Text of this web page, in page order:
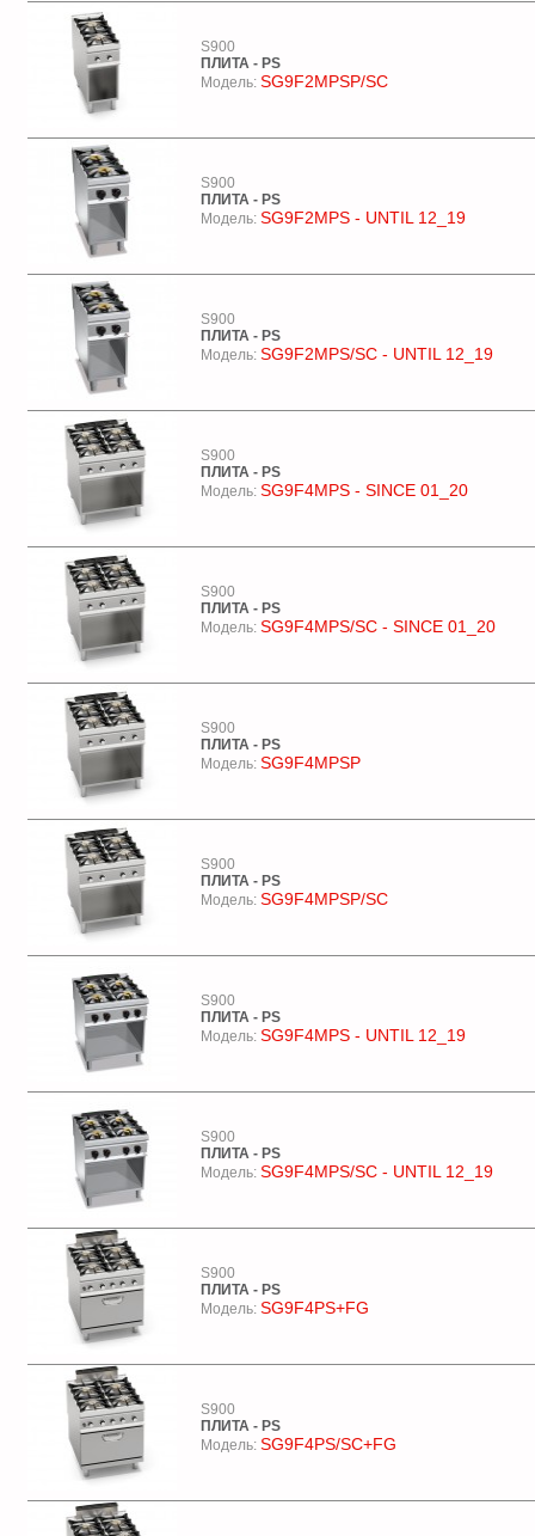
S900
ПЛИТА - PS
Модель: SG9F2MPSP/SC
S900
ПЛИТА - PS
Модель: SG9F2MPS - UNTIL 12_19
S900
ПЛИТА - PS
Модель: SG9F2MPS/SC - UNTIL 12_19
S900
ПЛИТА - PS
Модель: SG9F4MPS - SINCE 01_20
S900
ПЛИТА - PS
Модель: SG9F4MPS/SC - SINCE 01_20
S900
ПЛИТА - PS
Модель: SG9F4MPSP
S900
ПЛИТА - PS
Модель: SG9F4MPSP/SC
S900
ПЛИТА - PS
Модель: SG9F4MPS - UNTIL 12_19
S900
ПЛИТА - PS
Модель: SG9F4MPS/SC - UNTIL 12_19
S900
ПЛИТА - PS
Модель: SG9F4PS+FG
S900
ПЛИТА - PS
Модель: SG9F4PS/SC+FG